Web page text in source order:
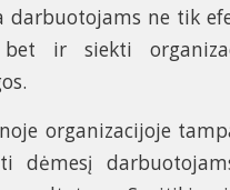
darbuotojams ne tik
ir siekti
organizacijoje
dėmesį